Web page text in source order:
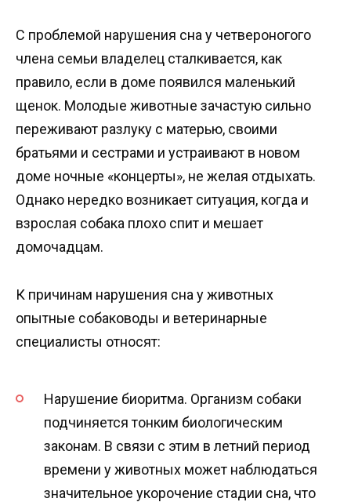
С проблемой нарушения сна у четвероногого
члена семьи владелец сталкивается, как
правило, если в доме появился маленький
щенок. Молодые животные зачастую сильно
переживают разлуку с матерью, своими
братьями и сестрами и устраивают в новом
доме ночные «концерты», не желая отдыхать.
Однако нередко возникает ситуация, когда и
взрослая собака плохо спит и мешает
домочадцам.
К причинам нарушения сна у животных
опытные собаководы и ветеринарные
специалисты относят:
Нарушение биоритма. Организм собаки
подчиняется тонким биологическим
законам. В связи с этим в летний период
времени у животных может наблюдаться
значительное укорочение стадии сна, что